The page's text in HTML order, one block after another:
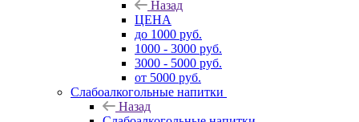
Назад
ЦЕНА
до 1000 руб.
1000 - 3000 руб.
3000 - 5000 руб.
от 5000 руб.
Слабоалкогольные напитки
Назад